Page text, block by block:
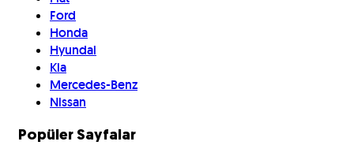
Ford
Honda
Hyundai
Kia
Mercedes-Benz
Nissan
Popüler Sayfalar